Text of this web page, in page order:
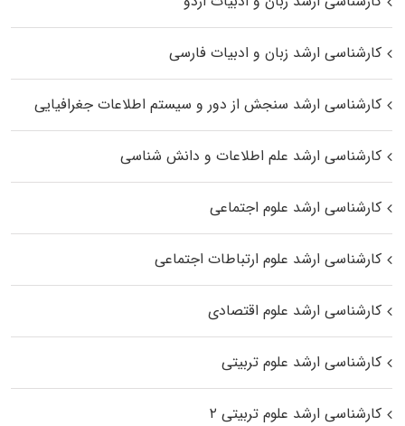
کارشناسی ارشد زبان و ادبیات فارسی
کارشناسی ارشد سنجش از دور و سیستم اطلاعات جغرافیایی
کارشناسی ارشد علم اطلاعات و دانش شناسی
کارشناسی ارشد علوم اجتماعی
کارشناسی ارشد علوم ارتباطات اجتماعی
کارشناسی ارشد علوم اقتصادی
کارشناسی ارشد علوم تربیتی
کارشناسی ارشد علوم تربیتی ۲